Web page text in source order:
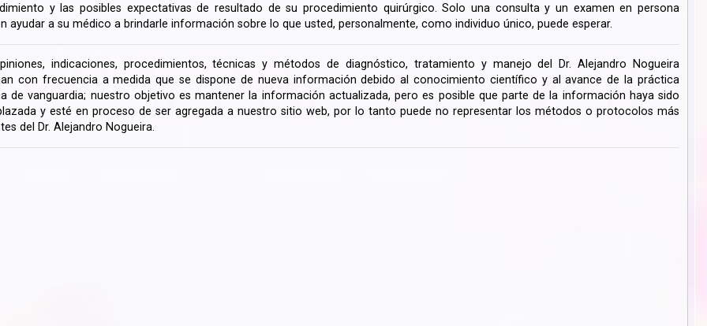
y las posibles expectativas de resultado de su procedimiento quirúrgico. Solo una consulta y un examen en persona
ayudar a su médico a brindarle información sobre lo que usted, personalmente, como individuo único, puede esperar.
indicaciones, procedimientos, técnicas y métodos de diagnóstico, tratamiento y manejo del Dr. Alejandro Nogueira
con frecuencia a medida que se dispone de nueva información debido al conocimiento científico y al avance de la práctica
de vanguardia; nuestro objetivo es mantener la información actualizada, pero es posible que parte de la información haya sido
y esté en proceso de ser agregada a nuestro sitio web, por lo tanto puede no representar los métodos o protocolos más
del Dr. Alejandro Nogueira.